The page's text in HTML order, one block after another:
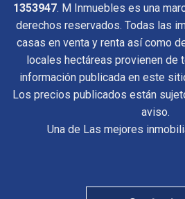
1353947. M Inmuebles es una
derechos reservados. Todas las
casas en venta y renta así como
locales hectáreas provienen de
información publicada en este
Los precios publicados están
aviso.
Una de Las mejores